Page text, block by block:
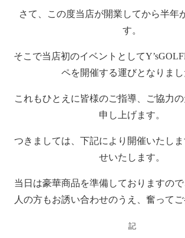
さて、この度当店が開業してから半年
す。
そこで当店初のイベントとして
ペを開催する運びとなりまし
これもひとえに皆様のご指導、ご協力
申し上げます。
つきましては、下記により開催いたし
せいたします。
当日は豪華商品を準備しておりますの
人の方もお誘い合わせのうえ、奮ってご
記